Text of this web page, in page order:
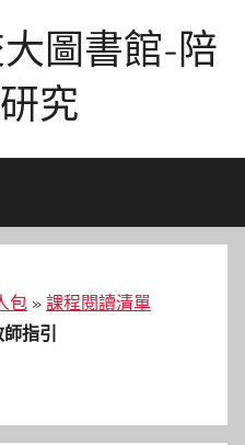
圖書館-陪
究
包 » 課程閱讀清單
指引